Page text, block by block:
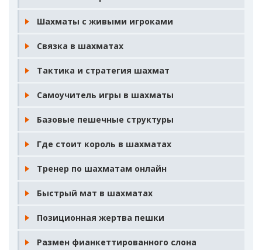
Шахматы с живыми игроками
Связка в шахматах
Тактика и стратегия шахмат
Самоучитель игры в шахматы
Базовые пешечные структуры
Где стоит король в шахматах
Тренер по шахматам онлайн
Быстрый мат в шахматах
Позиционная жертва пешки
Размен фианкеттированного слона